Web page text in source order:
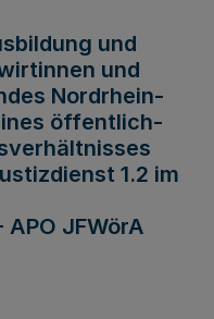
und
und
Nordrhein-
öffentlich-
1.2 im
JFWörA